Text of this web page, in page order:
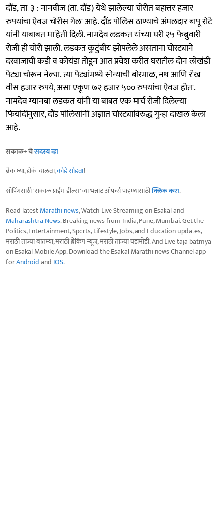
दौंड, ता. ३ : नानवीज (ता. दौंड) येथे झालेल्या चोरीत बहात्तर हजार
रुपयांचा ऐवज चोरीस गेला आहे. दौंड पोलिस ठाण्याचे अंमलदार बापू रोटे
यांनी याबाबत माहिती दिली. नामदेव लडकत यांच्या घरी २५ फेब्रुवारी
रोजी ही चोरी झाली. लडकत कुटुंबीय झोपलेले असताना चोरट्याने
दरवाजाची कडी व कोयंडा तोडून आत प्रवेश करीत घरातील दोन लोखंडी
पेट्या चोरून नेल्या. त्या पेट्यांमध्ये सोन्याची बोरमाळ, नथ आणि रोख
वीस हजार रुपये, असा एकूण ७२ हजार ५०० रुपयांचा ऐवज होता.
नामदेव ग्यानबा लडकत यांनी या बाबत एक मार्च रोजी दिलेल्या
फिर्यादीनुसार, दौंड पोलिसांनी अज्ञात चोरट्याविरुद्ध गुन्हा दाखल केला
आहे.
सकाळ+ चेसदस्य व्हा
ब्रेक घ्या, डोकं चालवा,कोडे सोडवा!
शॉपिंगसाठी 'सकाळ प्राईम डील्स'च्या भन्नाट ऑफर्स पाहण्यासाठीक्लिक करा.
Read latestMarathi news, Watch Live Streaming on Esakal and
Maharashtra News. Breaking news from India, Pune, Mumbai. Get the
Politics, Entertainment, Sports, Lifestyle, Jobs, and Education updates,
मराठी ताज्या बातम्या, मराठी ब्रेकिंग न्यूज, मराठी ताज्या घडामोडी. And Live taja batmya
on Esakal Mobile App. Download the Esakal Marathi news Channel app
forAndroidand IOS.